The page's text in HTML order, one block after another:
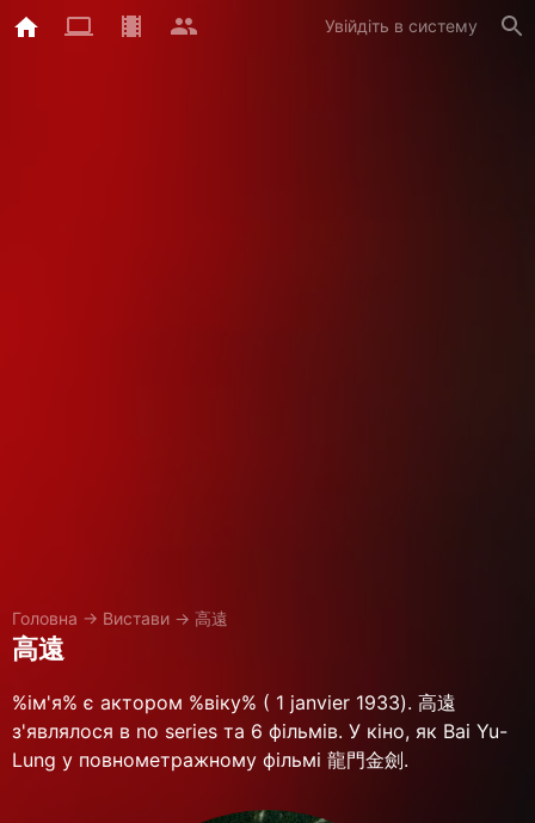
Увійдіть в систему
Головна → Вистави → 高遠
高遠
%ім'я% є актором %віку% ( 1 janvier 1933). 高遠
з'являлося в no series та 6 фільмів. У кіно, як Bai Yu-
Lung у повнометражному фільмі 龍門金劍.